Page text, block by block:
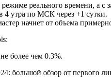
реального времени, а с
4 утра по МСК через +1 сутки.
начнет от объема
более чем 0.3%.